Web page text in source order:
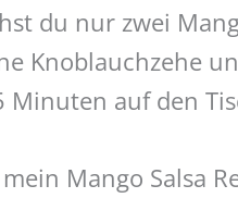
du nur zwei
Knoblauchzehe
Minuten auf den
Mango Salsa